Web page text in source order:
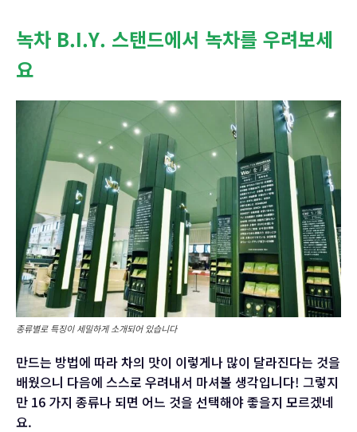
녹차 B.I.Y. 스탠드에서 녹차를 우려보세
요
종류별로 특징이 세밀하게 소개되어 있습니다
만드는 방법에 따라 차의 맛이 이렇게나 많이 달라진다는 것을
배웠으니 다음에 스스로 우려내서 마셔볼 생각입니다! 그렇지
만 16 가지 종류나 되면 어느 것을 선택해야 좋을지 모르겠네
요.